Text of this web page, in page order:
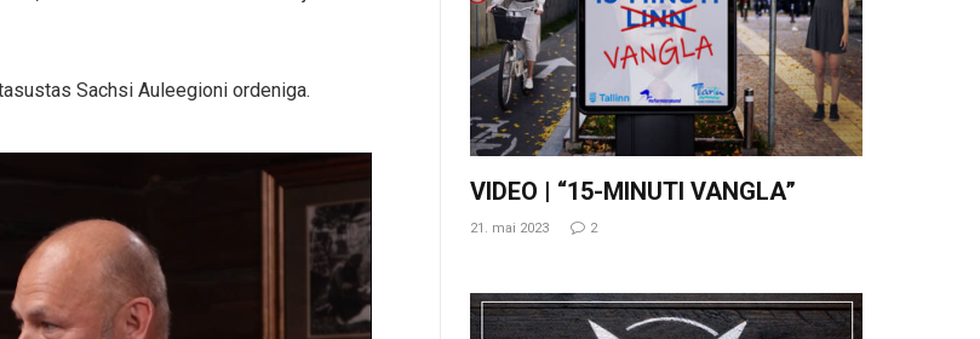
Sachsi Auleegioni ordeniga.
VIDEO | “15-MINUTI VANGLA”
21. mai 2023 2